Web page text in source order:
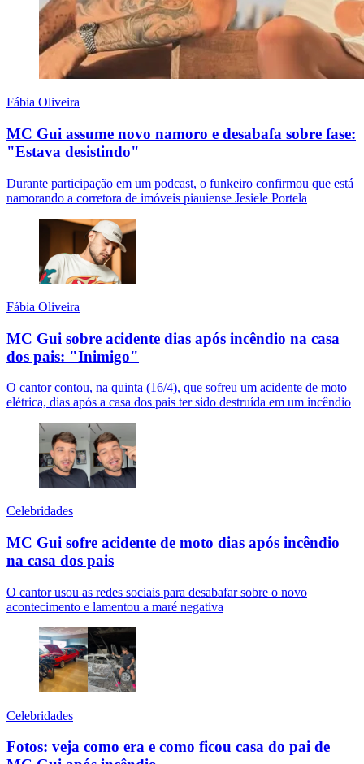
Fábia Oliveira
MC Gui assume novo namoro e desabafa sobre fase:
"Estava desistindo"
Durante participação em um podcast, o funkeiro confirmou que está
namorando a corretora de imóveis piauiense Jesiele Portela
Fábia Oliveira
MC Gui sobre acidente dias após incêndio na casa
dos pais: "Inimigo"
O cantor contou, na quinta (16/4), que sofreu um acidente de moto
elétrica, dias após a casa dos pais ter sido destruída em um incêndio
Celebridades
MC Gui sofre acidente de moto dias após incêndio
na casa dos pais
O cantor usou as redes sociais para desabafar sobre o novo
acontecimento e lamentou a maré negativa
Celebridades
Fotos: veja como era e como ficou casa do pai de